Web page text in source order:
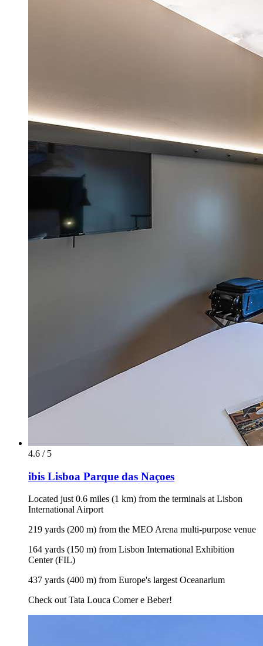
4.6 / 5
ibis Lisboa Parque das Naçoes
Located just 0.6 miles (1 km) from the terminals at Lisbon
International Airport
219 yards (200 m) from the MEO Arena multi-purpose venue
164 yards (150 m) from Lisbon International Exhibition
Center (FIL)
437 yards (400 m) from Europe's largest Oceanarium
Check out Tata Louca Comer e Beber!